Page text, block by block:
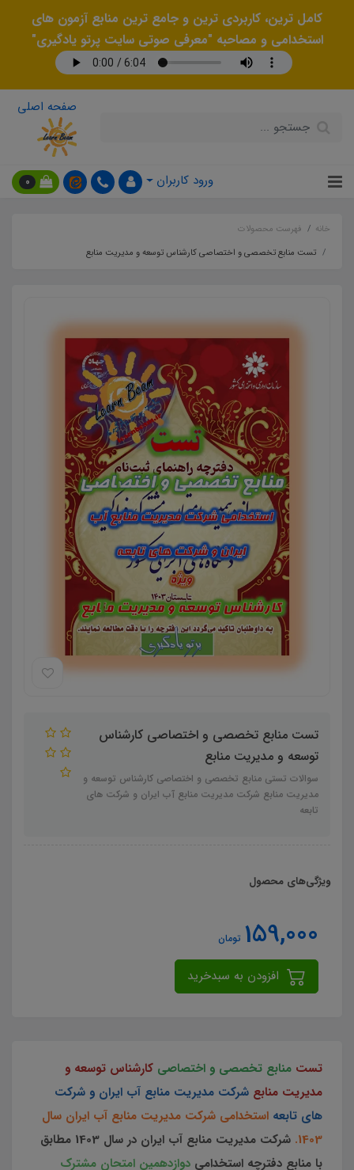
کامل ترین، کاربردی ترین و جامع ترین منابع آزمون های
استخدامی و مصاحبه "معرفی صوتی سایت پرتو یادگیری"
صفحه اصلی
ورود کاربران 0
خانه
فهرست محصولات
تست منابع تخصصی و اختصاصی کارشناس توسعه و مدیریت منابع
تست منابع تخصصی و اختصاصی کارشناس
توسعه و مدیریت منابع
سوالات تستی منابع تخصصی و اختصاصی کارشناس توسعه و
مدیریت منابع شرکت مدیریت منابع آب ایران و شرکت های
تابعه
ویژگی‌های محصول
159,000 تومان
تست منابع تخصصی و اختصاصی کارشناس توسعه و
مدیریت منابع شرکت مدیریت منابع آب ایران و شرکت
های تابعه استخدامی شرکت مدیریت منابع آب ایران سال
1403.
شرکت مدیریت منابع آب ایران در سال 1403 مطابق
با منابع دفترچه استخدامی دوازدهمین امتحان مشترک